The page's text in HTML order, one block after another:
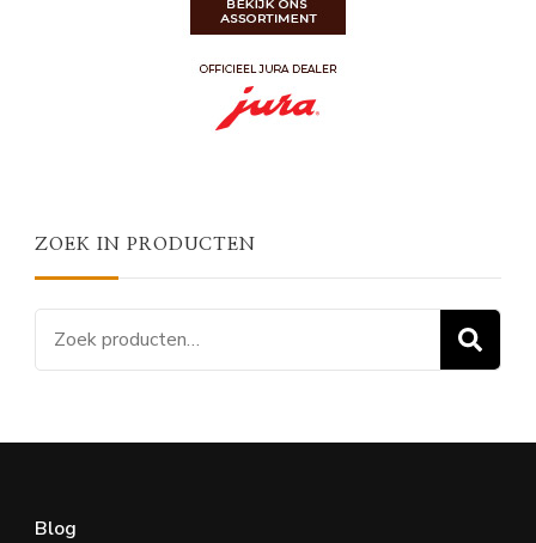
ZOEK IN PRODUCTEN
Zoeken
naar:
Blog